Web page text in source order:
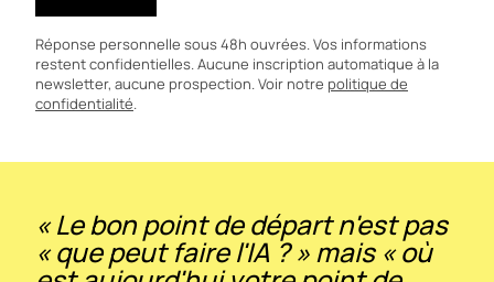
Réponse personnelle sous 48h ouvrées. Vos informations
restent confidentielles. Aucune inscription automatique à la
newsletter, aucune prospection. Voir notre politique de
confidentialité.
« Le bon point de départ n'est pas
« que peut faire l'IA ? » mais « où